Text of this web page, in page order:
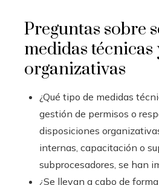
Preguntas sobre
medidas técnicas
organizativas
¿Qué tipo de medidas
gestión de permisos o
disposiciones
internas, capacitación o
subprocesadores, se han
¿Se llevan a cabo de